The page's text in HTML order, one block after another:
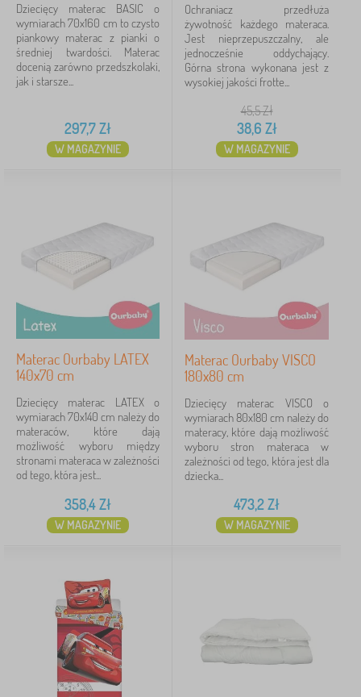
Dziecięcy materac BASIC o
wymiarach 70x160 cm to czysto
piankowy materac z pianki o
średniej twardości. Materac
docenią zarówno przedszkolaki,
jak i starsze...
297,7Zł
W MAGAZYNIE
Ochraniacz przedłuża
żywotność każdego materaca.
Jest nieprzepuszczalny, ale
jednocześnie oddychający.
Górna strona wykonana jest z
wysokiej jakości frotte...
45,5Zł
38,6 Zł
W MAGAZYNIE
Materac Ourbaby LATEX
140x70 cm
Dziecięcy materac LATEX o
wymiarach 70x140 cm należy do
materaców, które dają
możliwość wyboru między
stronami materaca w zależności
od tego, która jest...
358,4Zł
W MAGAZYNIE
Materac Ourbaby VISCO
180x80 cm
Dziecięcy materac VISCO o
wymiarach 80x180 cm należy do
materacy, które dają możliwość
wyboru stron materaca w
zależności od tego, która jest dla
dziecka...
473,2Zł
W MAGAZYNIE